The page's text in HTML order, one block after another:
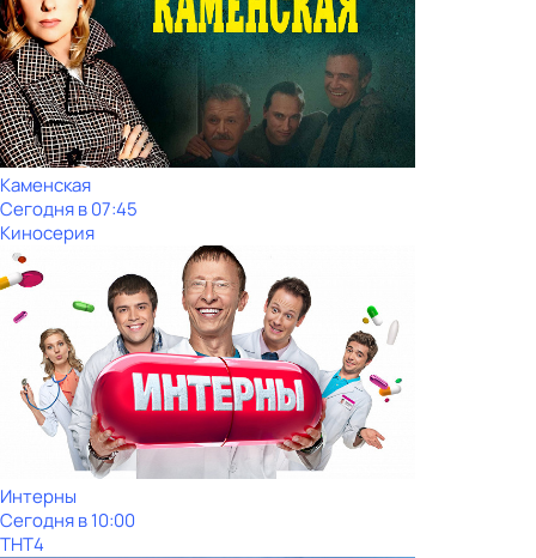
Каменская
Сегодня в 07:45
Киносерия
Интерны
Сегодня в 10:00
ТНТ4